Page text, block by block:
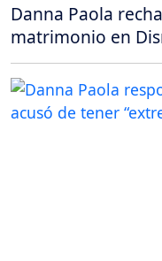
Danna Paola
matrimonio en